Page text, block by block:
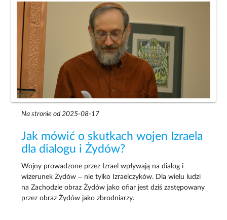
Na stronie od 2025-08-17
Jak mówić o skutkach wojen Izraela
dla dialogu i Żydów?
Wojny prowadzone przez Izrael wpływają na dialog i
wizerunek Żydów – nie tylko Izraelczyków. Dla wielu ludzi
na Zachodzie obraz Żydów jako ofiar jest dziś zastępowany
przez obraz Żydów jako zbrodniarzy.